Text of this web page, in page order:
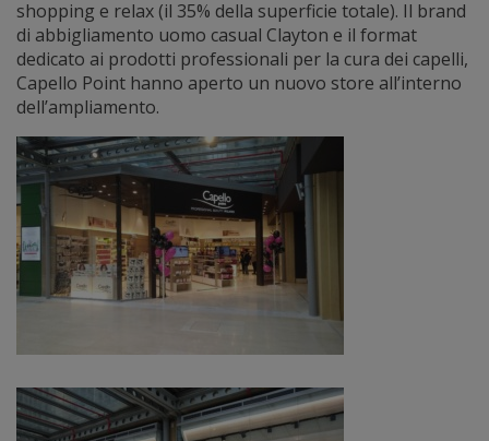
shopping e relax (il 35% della superficie totale). Il brand
di abbigliamento uomo casual Clayton e il format
dedicato ai prodotti professionali per la cura dei capelli,
Capello Point hanno aperto un nuovo store all’interno
dell’ampliamento.